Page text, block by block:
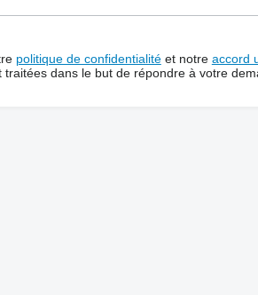
politique de confidentialitéet notre accord
dans le but de répondre à votre